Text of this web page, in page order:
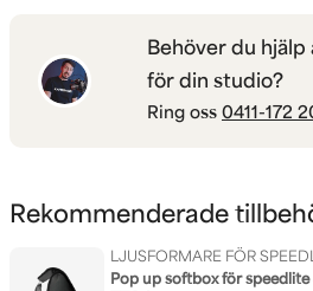
Behöver du
för din studio?
Ring oss 0411-172
Rekommenderade
LJUSFORMARE FÖR
Pop up softbox för